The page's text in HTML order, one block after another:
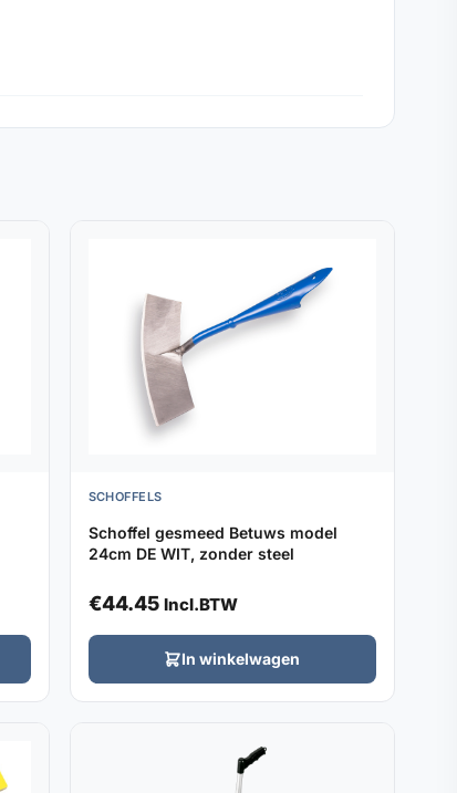
SCHOFFELS
Schoffel gesmeed Betuws model
24cm DE WIT, zonder steel
€44.45 Incl.BTW
In winkelwagen